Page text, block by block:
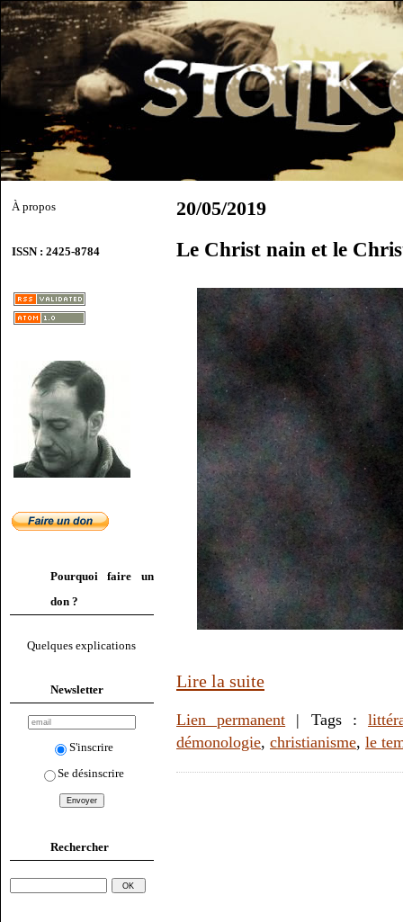
À propos
ISSN : 2425-8784
Pourquoi faire un
don ?
Quelques explications
Newsletter
S'inscrire
Se désinscrire
Rechercher
20/05/2019
Le Christ nain et le
Lire la suite
Lien permanent | Tags :
démonologie, christianisme, le